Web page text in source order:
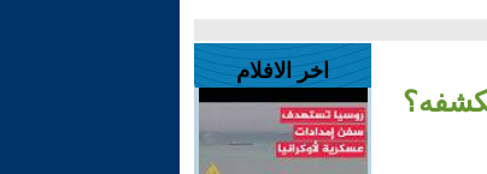
اخر الافلام